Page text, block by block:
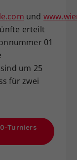
und
erteilt
01
um 25
für zwei
Turniers